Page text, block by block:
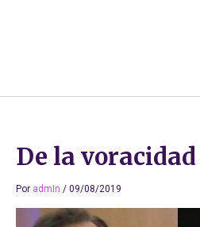
De la
Por admin / 09/08/2019